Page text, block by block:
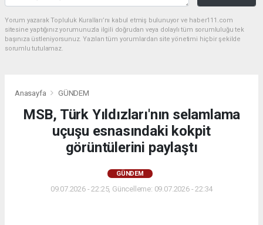
Yorum yazarak Topluluk Kuralları’nı kabul etmiş bulunuyor ve haber111.com
sitesine yaptığınız yorumunuzla ilgili doğrudan veya dolaylı tüm sorumluluğu tek
başınıza üstleniyorsunuz. Yazılan tüm yorumlardan site yönetimi hiçbir şekilde
sorumlu tutulamaz.
Anasayfa GÜNDEM
MSB, Türk Yıldızları'nın selamlama
uçuşu esnasındaki kokpit
görüntülerini paylaştı
GÜNDEM
09.07.2026 - 22:25, Güncelleme: 09.07.2026 - 22:34